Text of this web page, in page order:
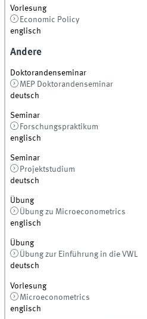
Vorlesung
Economic Policy
englisch
Andere
Doktorandenseminar
MEP Doktorandenseminar
deutsch
Seminar
Forschungspraktikum
englisch
Seminar
Projektstudium
deutsch
Übung
Übung zu Microeconometrics
englisch
Übung
Übung zur Einführung in die VWL
deutsch
Vorlesung
Microeconometrics
englisch